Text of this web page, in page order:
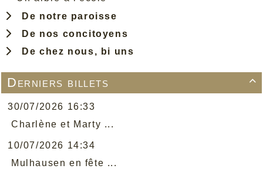
De notre paroisse
De nos concitoyens
De chez nous, bi uns

Derniers billets
30/07/2026 16:33
Charlène et Marty ...
10/07/2026 14:34
Mulhausen en fête ...